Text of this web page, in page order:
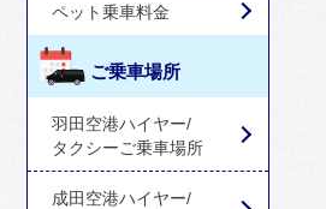
ペット乗車料金
ご乗車場所
羽田空港ハイヤー/
タクシーご乗車場所
成田空港ハイヤー/